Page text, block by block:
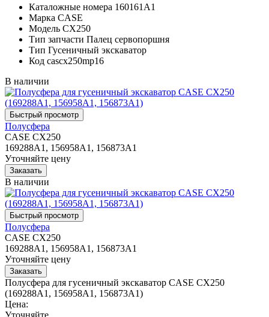
Каталожные номера 160161A1
Марка CASE
Модель CX250
Тип запчасти Палец сервопоршня
Тип Гусеничный экскаватор
Код cascx250mp16
В наличии
Полусфера
CASE CX250
169288A1, 156958A1, 156873A1
Уточняйте цену
В наличии
Полусфера
CASE CX250
169288A1, 156958A1, 156873A1
Уточняйте цену
Полусфера для гусеничный экскаватор CASE CX250
(169288A1, 156958A1, 156873A1)
Цена:
Уточняйте